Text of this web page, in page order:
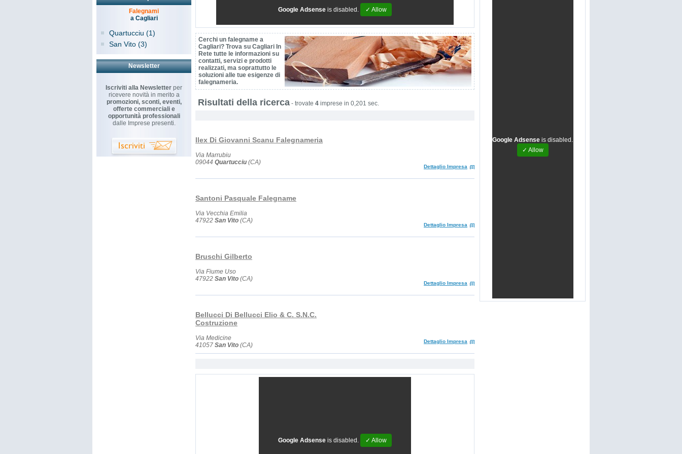
Falegnami
a Cagliari
Quartucciu (1)
San Vito (3)
Newsletter
Iscriviti alla Newsletter per
ricevere novità in merito a
promozioni, sconti, eventi,
offerte commerciali e
opportunità professionali
dalle Imprese presenti.
Google Adsense is disabled. ✓ Allow
Cerchi un falegname a
Cagliari? Trova su Cagliari In
Rete tutte le informazioni su
contatti, servizi e prodotti
realizzati, ma soprattutto le
soluzioni alle tue esigenze di
falegnameria.
Risultati della ricerca - trovate 4 imprese in 0,201 sec.
Ilex Di Giovanni Scanu Falegnameria
Via Marrubiu
09044 Quartucciu (CA)
Dettaglio Impresa
Santoni Pasquale Falegname
Via Vecchia Emilia
47922 San Vito (CA)
Dettaglio Impresa
Bruschi Gilberto
Via Fiume Uso
47922 San Vito (CA)
Dettaglio Impresa
Bellucci Di Bellucci Elio & C. S.N.C.
Costruzione
Via Medicine
41057 San Vito (CA)
Dettaglio Impresa
Google Adsense is disabled. ✓ Allow
Google Adsense is disabled.
✓ Allow